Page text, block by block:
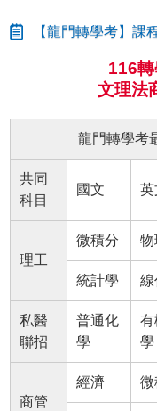
【龍門轉學考】課
116轉
文理法
龍門轉學考
共同
科目
國文 英
理工
微積分 物
統計學 線
私醫
聯招
普通化
學
有
學
商管
經濟 微